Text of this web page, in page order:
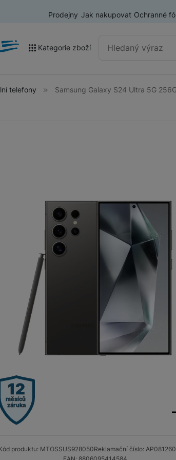
Prodejny Jak nakupovat Ochranné
Kategorie zboží
Vivo
Infinix
Xiaomi
telefony Samsung Galaxy S24 Ultra 5G
12
měsíců
záruka
produktu: MTOSSUS928050Reklamační číslo: